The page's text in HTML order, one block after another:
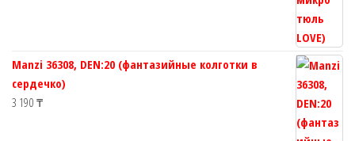
Manzi 36308, DEN:20 (фантазийные колготки в
сердечко)
3 190 ₸